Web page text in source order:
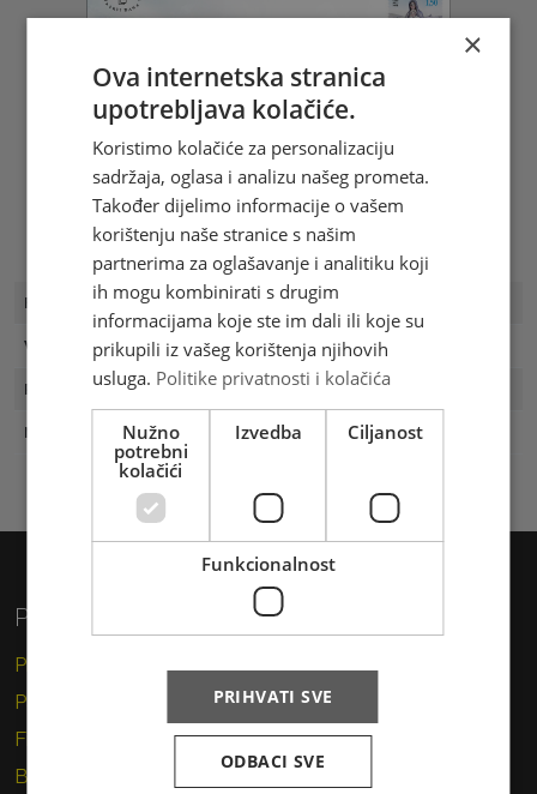
FDC Broj FDC 9/20
Vrijednost 3,00 KM
Prvi dan 01.06.2020
Naklada 300 komada
Privatni korisnici
Pismo
Paket
Financijske usluge
Brzojav
×
Ova internetska stranica
upotrebljava kolačiće.
Koristimo kolačiće za personalizaciju
sadržaja, oglasa i analizu našeg prometa.
Također dijelimo informacije o vašem
korištenju naše stranice s našim
partnerima za oglašavanje i analitiku koji
ih mogu kombinirati s drugim
informacijama koje ste im dali ili koje su
prikupili iz vašeg korištenja njihovih
usluga. Politike privatnosti i kolačića
Nužno
potrebni
kolačići
Izvedba Ciljanost
Funkcionalnost
PRIHVATI SVE
ODBACI SVE